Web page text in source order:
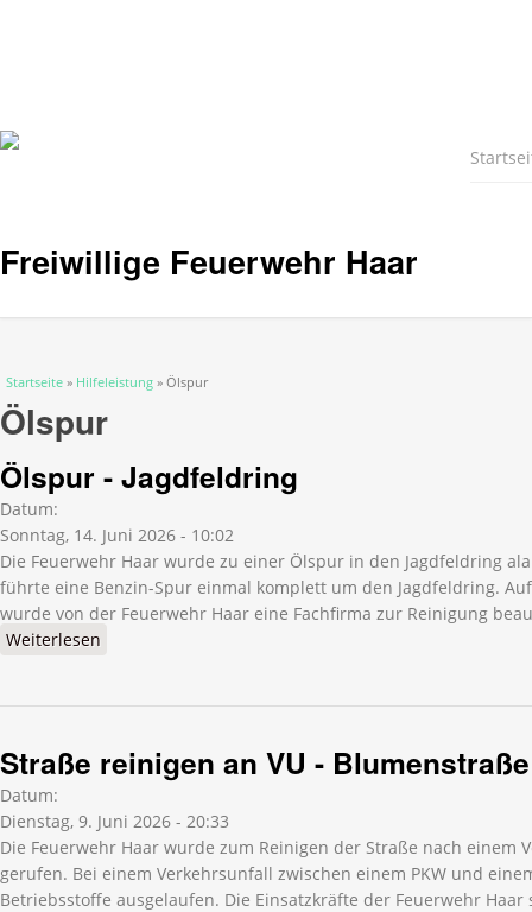
Freiwillige Feuerwehr Haar
Sie sind hier
Startseite » Hilfeleistung » Ölspur
Ölspur
Ölspur - Jagdfeldring
Datum:
Sonntag, 14. Juni 2026 - 10:02
Die Feuerwehr Haar wurde zu einer Ölspur in den Jagdfeldring
führte eine Benzin-Spur einmal komplett um den Jagdfeldring.
wurde von der Feuerwehr Haar eine Fachfirma zur Reinigung
Weiterlesen
Straße reinigen an VU - Blumenstraße
Datum:
Dienstag, 9. Juni 2026 - 20:33
Die Feuerwehr Haar wurde zum Reinigen der Straße nach einem
gerufen. Bei einem Verkehrsunfall zwischen einem PKW und
Betriebsstoffe ausgelaufen. Die Einsatzkräfte der Feuerwehr